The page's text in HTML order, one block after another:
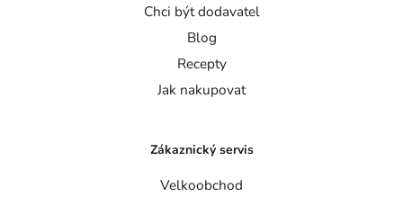
Chci být dodavatel
Blog
Recepty
Jak nakupovat
Zákaznický servis
Velkoobchod